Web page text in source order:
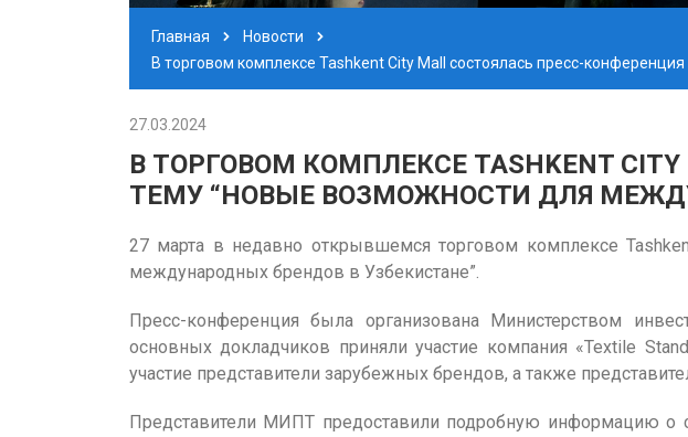
Главная
Новости
В торговом комплексе Tashkent City Mall состоялась пресс-
27.03.2024
В ТОРГОВОМ КОМПЛЕКСЕ TASHKENT
ТЕМУ “НОВЫЕ ВОЗМОЖНОСТИ ДЛЯ
27 марта в недавно открывшемся торговом комплексе
международных брендов в Узбекистане”.
Пресс-конференция была организована Министерством
основных докладчиков приняли участие компания «Textile
участие представители зарубежных брендов, а также
Представители МИПТ предоставили подробную информацию